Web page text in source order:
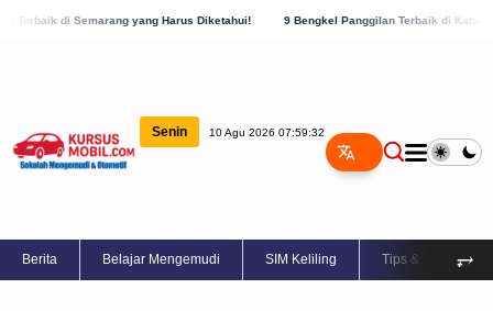
yang Harus Diketahui! 9 Bengkel Panggilan Terbaik di Kabupaten Semarang, Cek
Senin 10 Agu 2026 07:59:33
Berita Belajar Mengemudi SIM Keliling Tips & Trik ⥅